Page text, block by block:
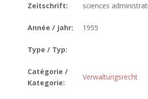
Zeitschrift:
sciences
Année / Jahr: 1955
Type / Typ:
Catégorie /
Kategorie:
Verwaltungsrecht